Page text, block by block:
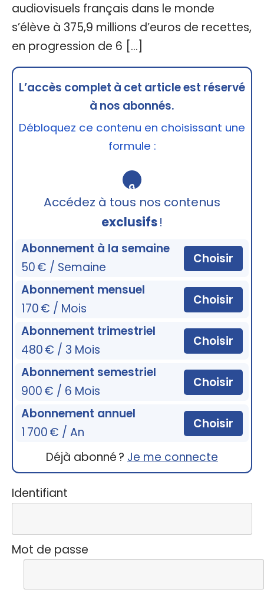
audiovisuels français dans le monde
s’élève à 375,9 millions d’euros de recettes,
en progression de 6 […]
L’accès complet à cet article est réservé
à nos abonnés.
Débloquez ce contenu en choisissant une
formule :
🔒
Accédez à tous nos contenus
exclusifs!
Abonnement à la semaine
50 € / Semaine
Choisir
Abonnement mensuel
170 € / Mois
Choisir
Abonnement trimestriel
480 € / 3 Mois
Choisir
Abonnement semestriel
900 € / 6 Mois
Choisir
Abonnement annuel
1 700 € / An
Choisir
Déjà abonné ? Je me connecte
Identifiant
Mot de passe